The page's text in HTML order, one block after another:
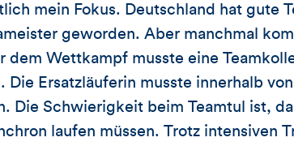
mein Fokus. Deutschland hat gute
geworden. Aber manchmal
dem Wettkampf musste eine
Ersatzläuferin musste innerhalb
Die Schwierigkeit beim Teamtul ist,
laufen müssen. Trotz intensiven